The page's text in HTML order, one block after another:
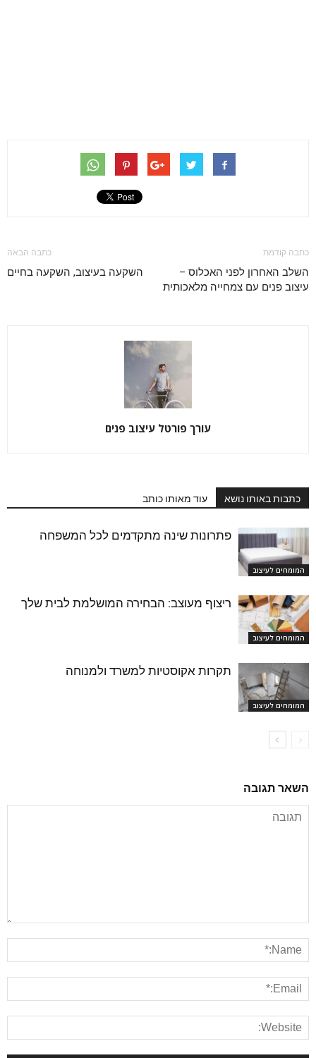
כתבה קודמת
השלב האחרון לפני האכלוס –
עיצוב פנים עם צמחייה מלאכותית
כתבה הבאה
השקעה בעיצוב, השקעה בחיים
עורך פורטל עיצוב פנים
כתבות באותו נושא עוד מאותו כותב
המומחים לעיצוב
פתרונות שינה מתקדמים לכל המשפחה
המומחים לעיצוב
ריצוף מעוצב: הבחירה המושלמת לבית שלך
המומחים לעיצוב
תקרות אקוסטיות למשרד ולמנוחה
השאר תגובה